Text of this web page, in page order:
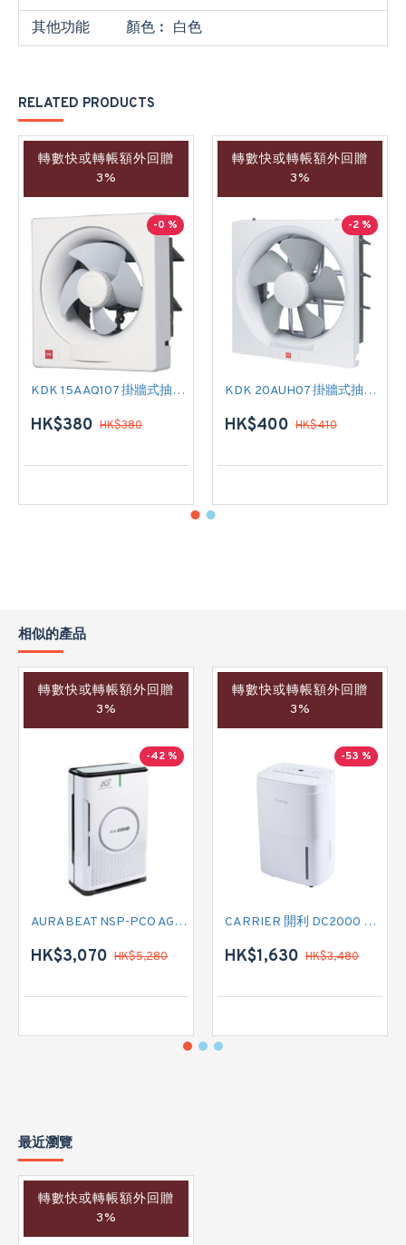
其他功能
顏色︰ 白色
RELATED PRODUCTS
轉數快或轉帳額外回贈
3%
-0 %
KDK 15AAQ107 掛牆式抽氣扇
HK$380 HK$380
轉數快或轉帳額外回贈
3%
-2 %
KDK 20AUH07 掛牆式抽氣扇
HK$400 HK$410
相似的產品
轉數快或轉帳額外回贈
3%
-42 %
AURABEAT NSP-PCO AG+空氣淨化機
HK$3,070 HK$5,280
轉數快或轉帳額外回贈
3%
-53 %
CARRIER 開利 DC2000 負離子空氣淨化抽濕機
HK$1,630 HK$3,480
最近瀏覽
轉數快或轉帳額外回贈
3%